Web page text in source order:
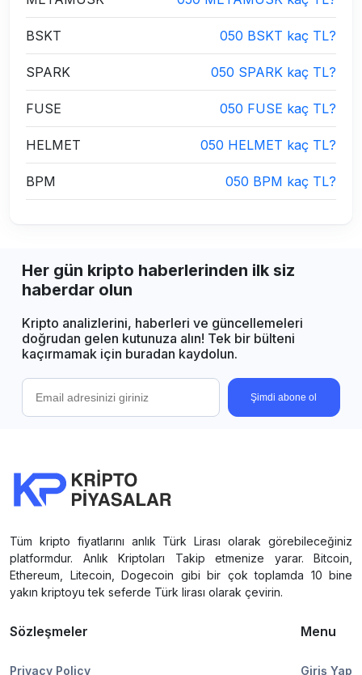
BSKT 050 BSKT kaç TL?
SPARK 050 SPARK kaç TL?
FUSE 050 FUSE kaç TL?
HELMET 050 HELMET kaç TL?
BPM 050 BPM kaç TL?
Her gün kripto haberlerinden ilk siz
haberdar olun
Kripto analizlerini, haberleri ve güncellemeleri
doğrudan gelen kutunuza alın! Tek bir bülteni
kaçırmamak için buradan kaydolun.
Şimdi abone ol
Tüm kripto fiyatlarını anlık Türk Lirası olarak görebileceğiniz
platformdur. Anlık Kriptoları Takip etmenize yarar. Bitcoin,
Ethereum, Litecoin, Dogecoin gibi bir çok toplamda 10 bine
yakın kriptoyu tek seferde Türk lirası olarak çevirin.
Sözleşmeler
Privacy Policy
Menu
Giriş Yap